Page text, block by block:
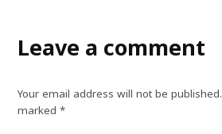
Leave a comment
Your email address will not be published.
marked*